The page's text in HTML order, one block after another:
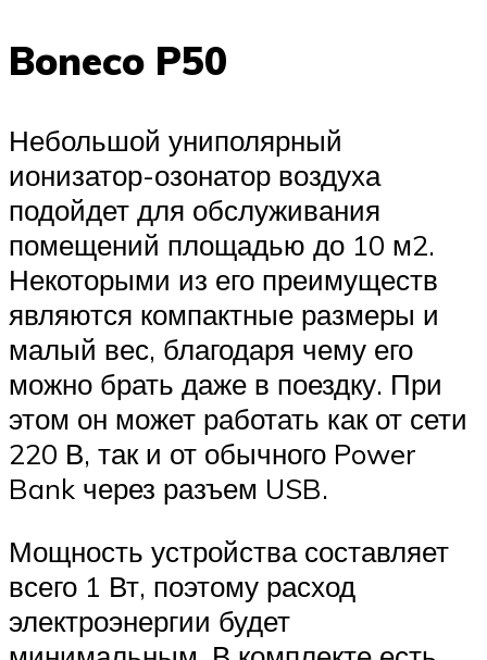
Boneco P50
Небольшой униполярный
ионизатор-озонатор воздуха
подойдет для обслуживания
помещений площадью до 10 м2.
Некоторыми из его преимуществ
являются компактные размеры и
малый вес, благодаря чему его
можно брать даже в поездку. При
этом он может работать как от сети
220 В, так и от обычного Power
Bank через разъем USB.
Мощность устройства составляет
всего 1 Вт, поэтому расход
электроэнергии будет